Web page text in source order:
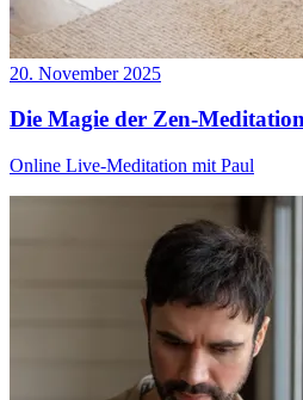
20. November 2025
Die Magie der Zen-
Online Live-Meditation mit Paul